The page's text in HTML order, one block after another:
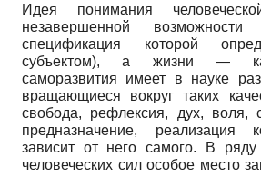
Идея понимания
незавершенной
спецификация которой
субъектом), а жизни —
саморазвития имеет в науке
вращающиеся вокруг таких
свобода, рефлексия, дух, воля,
предназначение, реализация
зависит от него самого. В
человеческих сил особое место